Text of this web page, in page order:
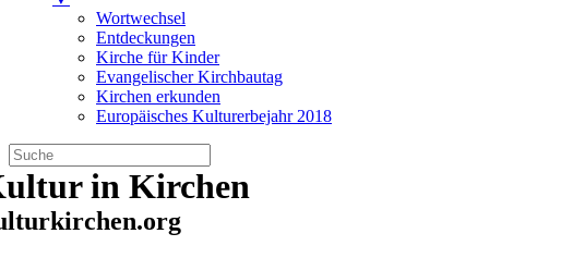
Wortwechsel
Entdeckungen
Kirche für Kinder
Evangelischer Kirchbautag
Kirchen erkunden
Europäisches Kulturerbejahr 2018
Zum
Inhalt
springen
in Kirchen